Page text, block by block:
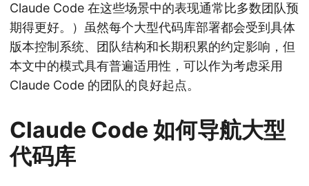
Claude Code 在这些场景中的表现通常比多数团队预
期得更好。）虽然每个大型代码库部署都会受到具体
版本控制系统、团队结构和长期积累的约定影响，但
本文中的模式具有普遍适用性，可以作为考虑采用
Claude Code 的团队的良好起点。
Claude Code 如何导航大型
代码库